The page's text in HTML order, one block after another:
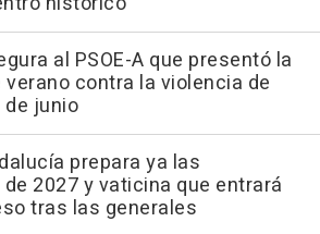
al PSOE-A que presentó la
contra la violencia de
de junio
prepara ya las
2027 y vaticina que entrará
tras las generales